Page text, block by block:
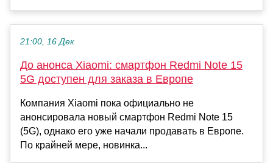
21:00, 16 Дек
До анонса Xiaomi: смартфон Redmi Note 15
5G доступен для заказа в Европе
Компания Xiaomi пока официально не
анонсировала новый смартфон Redmi Note 15
(5G), однако его уже начали продавать в Европе.
По крайней мере, новинка...